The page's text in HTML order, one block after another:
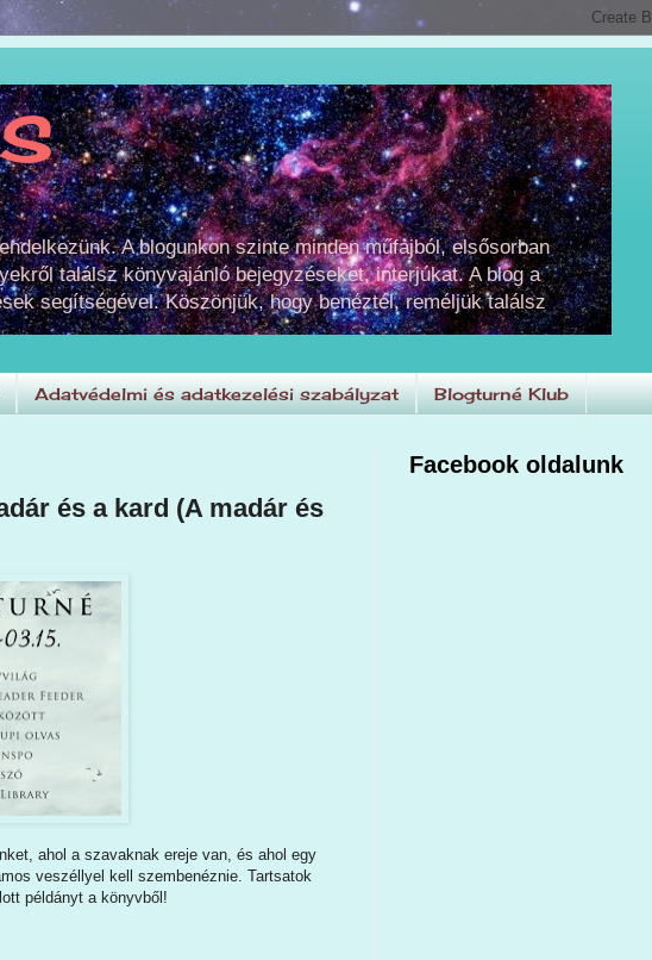
A blogunkon szinte minden műfajból, elsősorban
találsz könyvajánló bejegyzéseket, interjúkat. A blog a
segítségével. Köszönjük, hogy benéztél, reméljük találsz
Adatvédelmi és adatkezelési szabályzat Blogturné Klub
és a kard (A madár és
ahol a szavaknak ereje van, és ahol egy
veszéllyel kell szembenéznie. Tartsatok
példányt a könyvből!
Facebook oldalunk